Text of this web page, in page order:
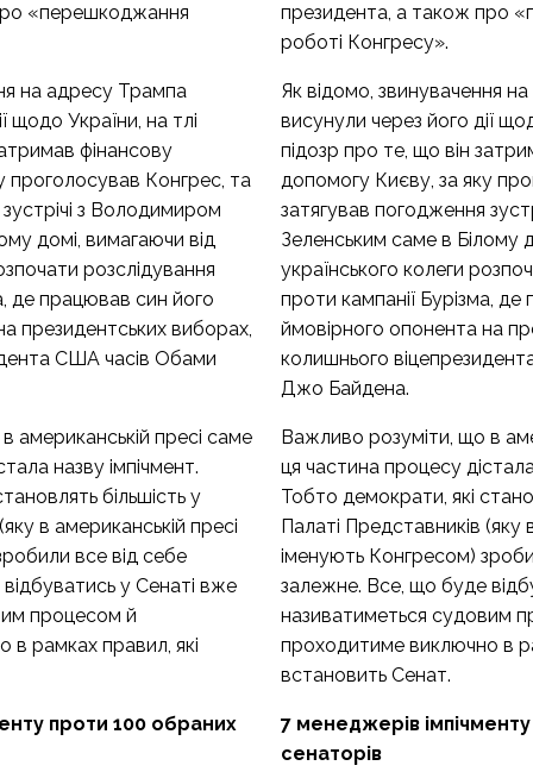
«перешкоджання
на адресу Трампа
щодо України, на тлі
фінансову
проголосував Конгрес, та
з Володимиром
домі, вимагаючи від
розслідування
де працював син його
президентських виборах,
США часів Обами
американській пресі саме
назву імпічмент.
більшість у
в американській пресі
все від себе
у Сенаті вже
процесом й
рамках правил, які
проти 100 обраних
президента, а також про
роботі Конгресу».
Як відомо, звинувачення
висунули через його дії
підозр про те, що він
допомогу Києву, за яку
затягував погодження
Зеленським саме в Білому
українського колеги
проти кампанії Бурізма,
ймовірного опонента на
колишнього
Джо Байдена.
Важливо розуміти, що в
ця частина процесу
Тобто демократи, які
Палаті Представників (яку
іменують Конгресом)
залежне. Все, що буде
називатиметься судовим
проходитиме виключно в
встановить Сенат.
7 менеджерів
сенаторів